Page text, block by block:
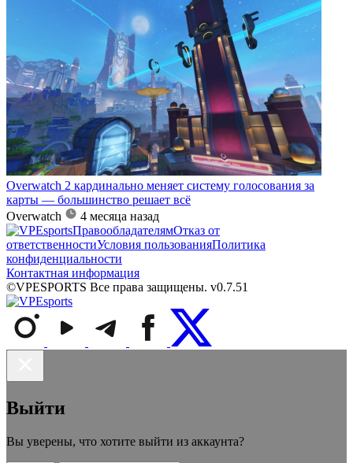
Overwatch 2 кардинально меняет систему голосования за
карты — большинство решает всё
Overwatch
4 месяца назад
ПравообладателямОтказ от
ответственностиУсловия пользованияПолитика
конфиденциальности
Контактная информация
©VPESPORTS Все права защищены. v0.7.51
Выйти
Вы уверены, что хотите выйти из аккаунта?